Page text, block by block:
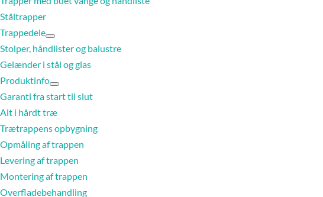
Ståltrapper
Trappedele
Stolper, håndlister og balustre
Gelænder i stål og glas
Produktinfo
Garanti fra start til slut
Alt i hårdt træ
Trætrappens opbygning
Opmåling af trappen
Levering af trappen
Montering af trappen
Overfladebehandling